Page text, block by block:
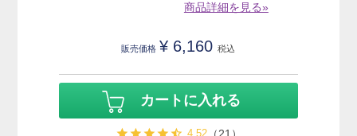
商品詳細を見る»
販売価格 ¥ 6,160 税込
カートに入れる
4.52